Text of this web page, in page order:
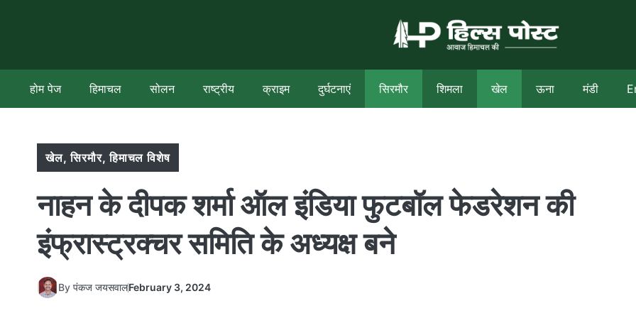
होम पेज हिमाचल सोलन राष्ट्रीय क्राइम दुर्घटनाएं सिरमौर शिमला खेल ऊना मंडी
खेल,सिरमौर,हिमाचल विशेष
नाहन के दीपक शर्मा ऑल इंडिया फुटबॉल फेडरेशन की
इंफ्रास्ट्रक्चर समिति के अध्यक्ष बने
By पंकज जयसवालFebruary 3, 2024